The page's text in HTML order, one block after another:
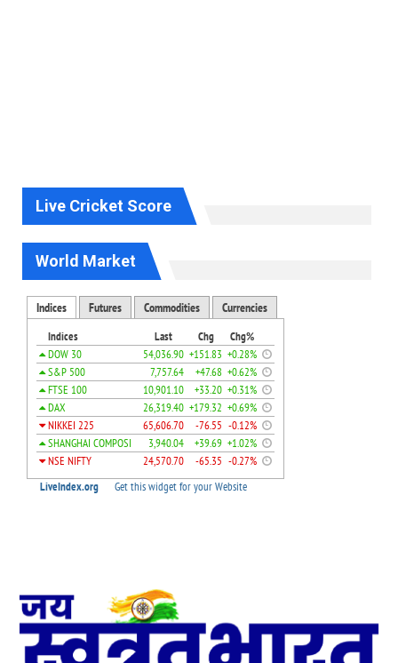
Live Cricket Score
World Market